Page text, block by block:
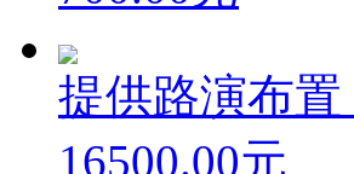
700.00元
提供路演布置